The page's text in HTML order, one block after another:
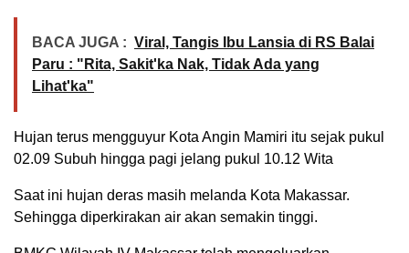
BACA JUGA : Viral, Tangis Ibu Lansia di RS Balai
Paru : "Rita, Sakit'ka Nak, Tidak Ada yang
Lihat'ka"
Hujan terus mengguyur Kota Angin Mamiri itu sejak pukul
02.09 Subuh hingga pagi jelang pukul 10.12 Wita
Saat ini hujan deras masih melanda Kota Makassar.
Sehingga diperkirakan air akan semakin tinggi.